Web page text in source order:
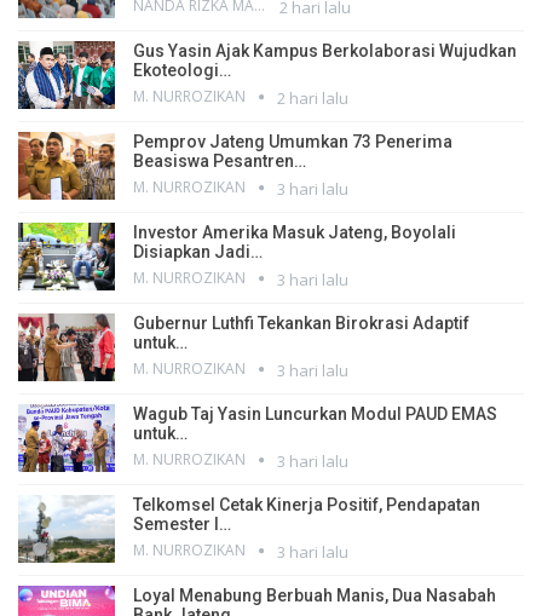
NANDA RIZKA MAHENDRA 2 hari lalu
Gus Yasin Ajak Kampus Berkolaborasi Wujudkan
Ekoteologi…
M. NURROZIKAN 2 hari lalu
Pemprov Jateng Umumkan 73 Penerima
Beasiswa Pesantren…
M. NURROZIKAN 3 hari lalu
Investor Amerika Masuk Jateng, Boyolali
Disiapkan Jadi…
M. NURROZIKAN 3 hari lalu
Gubernur Luthfi Tekankan Birokrasi Adaptif
untuk…
M. NURROZIKAN 3 hari lalu
Wagub Taj Yasin Luncurkan Modul PAUD EMAS
untuk…
M. NURROZIKAN 3 hari lalu
Telkomsel Cetak Kinerja Positif, Pendapatan
Semester I…
M. NURROZIKAN 3 hari lalu
Loyal Menabung Berbuah Manis, Dua Nasabah